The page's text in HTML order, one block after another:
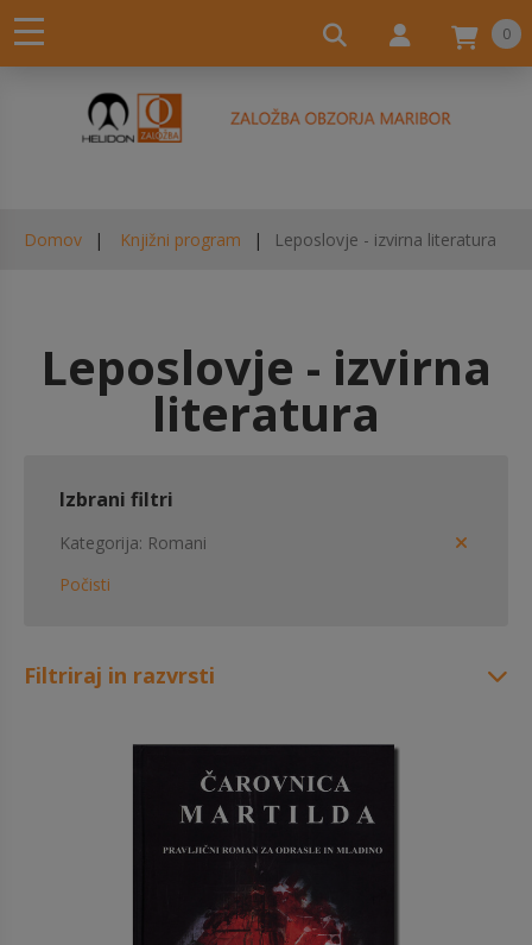
0
Domov Knjižni program Leposlovje - izvirna literatura
Leposlovje - izvirna
literatura
Izbrani filtri
Kategorija Romani
Počisti
Filtriraj in razvrsti